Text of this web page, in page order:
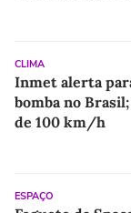
CLIMA
Inmet alerta
bomba no
de 100 km/h
ESPAÇO